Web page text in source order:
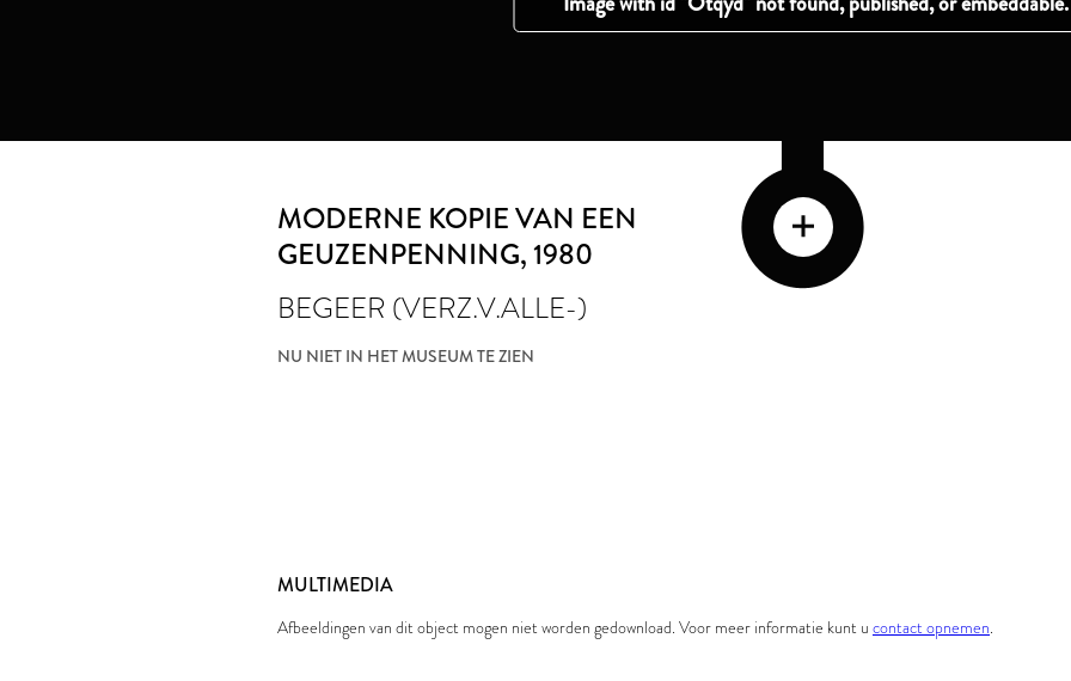
MODERNE KOPIE VAN EEN
GEUZENPENNING, 1980
BEGEER (VERZ.V.ALLE-)
NU NIET IN HET MUSEUM TE ZIEN
MULTIMEDIA
Afbeeldingen van dit object mogen niet worden gedownload. Voor meer informatie kunt u contact opnemen.